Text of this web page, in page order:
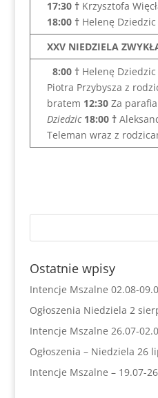
17:30 † Krzysztofa
18:00 † Helenę
XXV NIEDZIELA
8:00 † Helenę
Piotra Przybysza z
bratem 12:30 Za
Dziedzic 18:00 †
Teleman wraz z
Ostatnie wpisy
Intencje Mszalne 02.08-
Ogłoszenia Niedziela 2
Intencje Mszalne 26.07-
Ogłoszenia – Niedziela 26
Intencje Mszalne – 19.07-